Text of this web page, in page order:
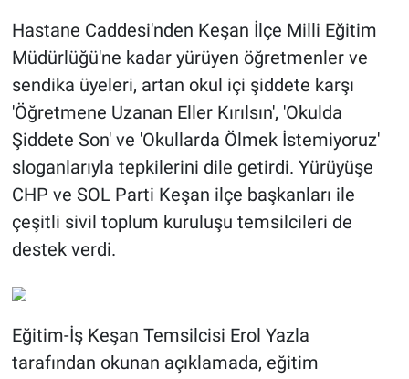
Hastane Caddesi'nden Keşan İlçe Milli Eğitim
Müdürlüğü'ne kadar yürüyen öğretmenler ve
sendika üyeleri, artan okul içi şiddete karşı
'Öğretmene Uzanan Eller Kırılsın', 'Okulda
Şiddete Son' ve 'Okullarda Ölmek İstemiyoruz'
sloganlarıyla tepkilerini dile getirdi. Yürüyüşe
CHP ve SOL Parti Keşan ilçe başkanları ile
çeşitli sivil toplum kuruluşu temsilcileri de
destek verdi.
Eğitim-İş Keşan Temsilcisi Erol Yazla
tarafından okunan açıklamada, eğitim